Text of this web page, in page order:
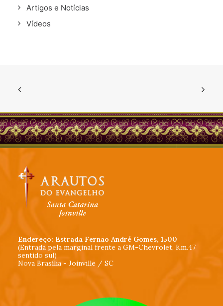
Artigos e Notícias
Vídeos
Endereço: Estrada Fernão André Gomes, 1500
(Entrada pela marginal frente a GM-Chevrolet, Km.47
sentido sul)
Nova Brasília - Joinville / SC